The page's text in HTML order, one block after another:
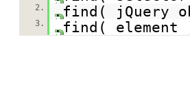
2. .find( jQuery
3. .find( element